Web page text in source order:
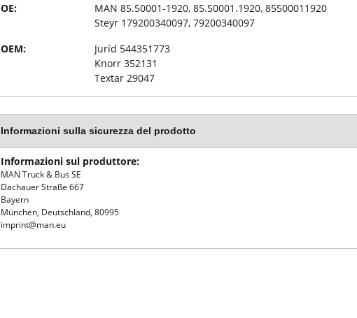
Proprietà articolo
Valore
OE:
MAN 85.50001-1920, 85.50001.1920, 85500011920
Steyr 179200340097, 79200340097
OEM:
Juríd 544351773
Knorr 352131
Textar 29047
Informazioni sulla sicurezza del prodotto
Informazioni sul produttore:
MAN Truck & Bus SE
Dachauer Straße 667
Bayern
München, Deutschland, 80995
imprint@man.eu